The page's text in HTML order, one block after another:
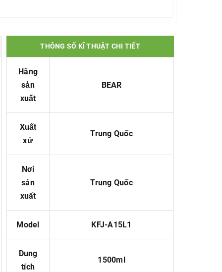
THÔNG SỐ KĨ THUẬT CHI TIẾT
Hãng
sản
xuất
BEAR
Xuất
xứ
Trung Quốc
Nơi
sản
xuất
Trung Quốc
Model KFJ-A15L1
Dung
tích
1500ml